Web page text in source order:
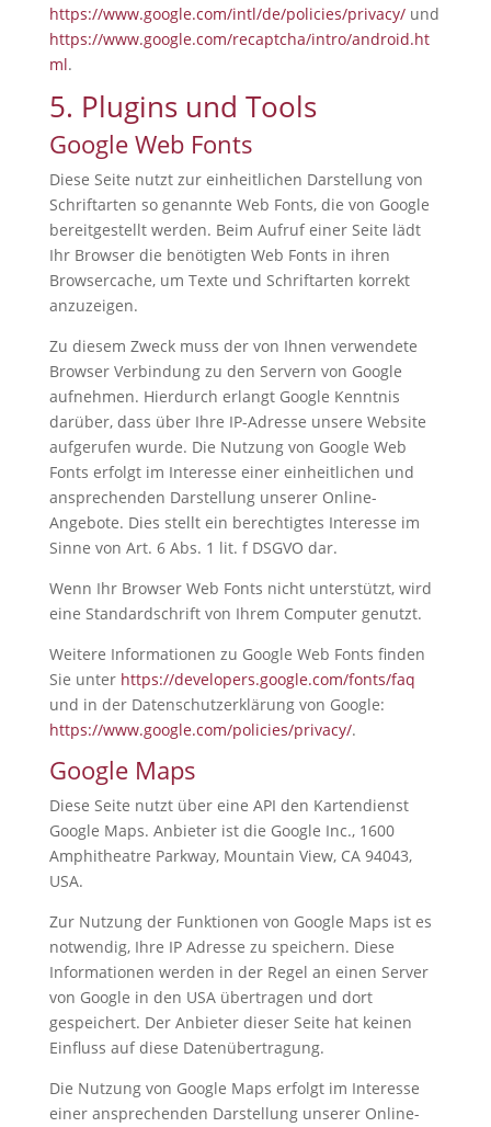
https://www.google.com/intl/de/policies/privacy/und
https://www.google.com/recaptcha/intro/android.ht
ml.
5. Plugins und Tools
Google Web Fonts
Diese Seite nutzt zur einheitlichen Darstellung von
Schriftarten so genannte Web Fonts, die von Google
bereitgestellt werden. Beim Aufruf einer Seite lädt
Ihr Browser die benötigten Web Fonts in ihren
Browsercache, um Texte und Schriftarten korrekt
anzuzeigen.
Zu diesem Zweck muss der von Ihnen verwendete
Browser Verbindung zu den Servern von Google
aufnehmen. Hierdurch erlangt Google Kenntnis
darüber, dass über Ihre IP-Adresse unsere Website
aufgerufen wurde. Die Nutzung von Google Web
Fonts erfolgt im Interesse einer einheitlichen und
ansprechenden Darstellung unserer Online-
Angebote. Dies stellt ein berechtigtes Interesse im
Sinne von Art. 6 Abs. 1 lit. f DSGVO dar.
Wenn Ihr Browser Web Fonts nicht unterstützt, wird
eine Standardschrift von Ihrem Computer genutzt.
Weitere Informationen zu Google Web Fonts finden
Sie unter https://developers.google.com/fonts/faq
und in der Datenschutzerklärung von Google:
https://www.google.com/policies/privacy/.
Google Maps
Diese Seite nutzt über eine API den Kartendienst
Google Maps. Anbieter ist die Google Inc., 1600
Amphitheatre Parkway, Mountain View, CA 94043,
USA.
Zur Nutzung der Funktionen von Google Maps ist es
notwendig, Ihre IP Adresse zu speichern. Diese
Informationen werden in der Regel an einen Server
von Google in den USA übertragen und dort
gespeichert. Der Anbieter dieser Seite hat keinen
Einfluss auf diese Datenübertragung.
Die Nutzung von Google Maps erfolgt im Interesse
einer ansprechenden Darstellung unserer Online-